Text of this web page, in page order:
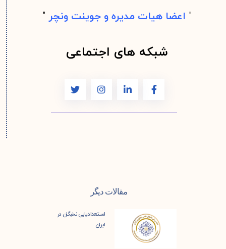
" اعضا هیات مدیره و جوینت ونچر"
شبکه های اجتماعی
مقالات دیگر
استعدادیابی نخبگان در
ایران